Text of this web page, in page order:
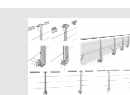
Gietstaal balusters IJtram